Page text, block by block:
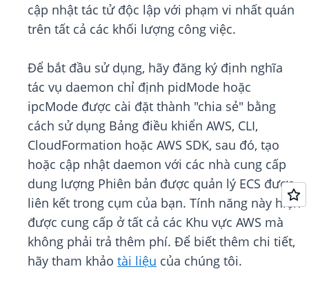
cập nhật tác tử độc lập với phạm vi nhất quán
trên tất cả các khối lượng công việc.
Để bắt đầu sử dụng, hãy đăng ký định nghĩa
tác vụ daemon chỉ định pidMode hoặc
ipcMode được cài đặt thành "chia sẻ" bằng
cách sử dụng Bảng điều khiển AWS, CLI,
CloudFormation hoặc AWS SDK, sau đó, tạo
hoặc cập nhật daemon với các nhà cung cấp
dung lượng Phiên bản được quản lý ECS được
liên kết trong cụm của bạn. Tính năng này hiện
được cung cấp ở tất cả các Khu vực AWS mà
không phải trả thêm phí. Để biết thêm chi tiết,
hãy tham khảo tài liệu của chúng tôi.